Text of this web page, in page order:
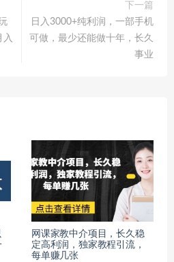
入
下一篇
日入3000+纯利润，一部手机
可做，最少还能做十年，长久
事业
网课家教中介项目，长久稳
定高利润，独家教程引流，
每单赚几张